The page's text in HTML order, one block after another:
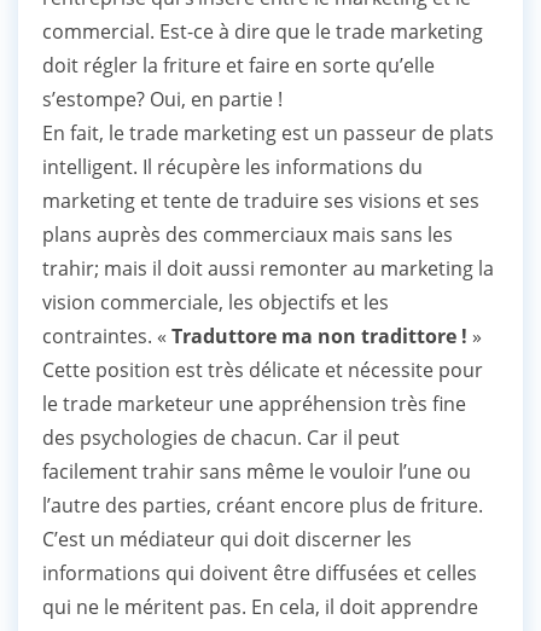
commercial. Est-ce à dire que le trade marketing
doit régler la friture et faire en sorte qu’elle
s’estompe? Oui, en partie !
En fait, le trade marketing est un passeur de plats
intelligent. Il récupère les informations du
marketing et tente de traduire ses visions et ses
plans auprès des commerciaux mais sans les
trahir; mais il doit aussi remonter au marketing la
vision commerciale, les objectifs et les
contraintes. « Traduttore ma non tradittore ! »
Cette position est très délicate et nécessite pour
le trade marketeur une appréhension très fine
des psychologies de chacun. Car il peut
facilement trahir sans même le vouloir l’une ou
l’autre des parties, créant encore plus de friture.
C’est un médiateur qui doit discerner les
informations qui doivent être diffusées et celles
qui ne le méritent pas. En cela, il doit apprendre